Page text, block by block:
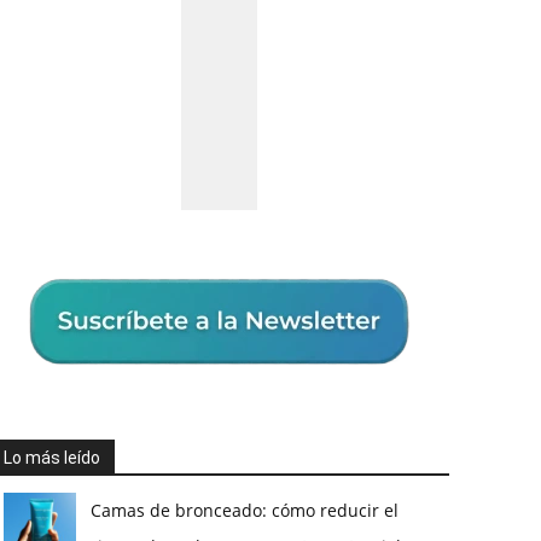
Lo más leído
Camas de bronceado: cómo reducir el